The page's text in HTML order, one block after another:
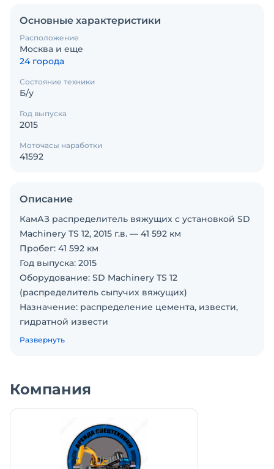
Основные характеристики
Расположение
Москва и еще
24 города
Состояние техники
Б/у
Год выпуска
2015
Моточасы наработки
41592
Описание
КамАЗ распределитель вяжущих с установкой SD
Machinery TS 12, 2015 г.в. — 41 592 км
Пробег: 41 592 км
Год выпуска: 2015
Оборудование: SD Machinery TS 12
(распределитель сыпучих вяжущих)
Назначение: распределение цемента, извести,
гидратной извести
Состояние: рабочее, полностью исправен
грунтов
КамАЗ с распределителем SD Machinery TS 12 —
это профессиональный инструмент для:
Распределения цемента по поверхности грунта
Внесения извести для стабилизации и
Развернуть
Компания